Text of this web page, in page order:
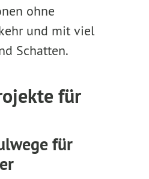
ohne
und mit viel
Schatten.
für
für